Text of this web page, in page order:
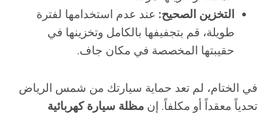
التخزين الصحيح: عند عدم استخدامها لفترة
طويلة، قم بتجفيفها بالكامل وتخزينها في
حقيبتها المخصصة في مكان جاف.
في الختام، لم تعد حماية سيارتك من شمس الرياض
تحدياً معقداً أو مكلفاً. إن مظلة سيارة كهربائية